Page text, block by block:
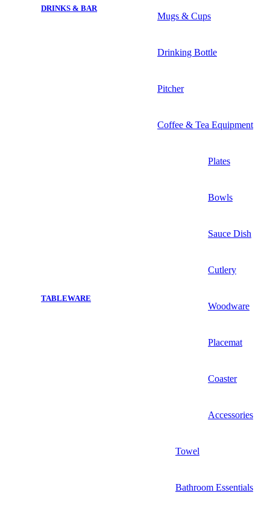
DRINKS & BAR
Mugs & Cups
Drinking Bottle
Pitcher
Coffee & Tea Equipment
TABLEWARE
Plates
Bowls
Sauce Dish
Cutlery
Woodware
Placemat
Coaster
Accessories
Towel
Bathroom Essentials